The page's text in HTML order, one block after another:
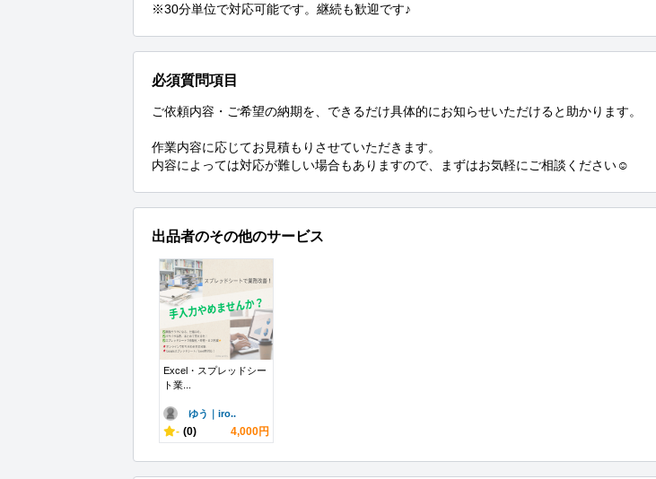
※30分単位で対応可能です。継続も歓迎です♪
必須質問項目
ご依頼内容・ご希望の納期を、できるだけ具体的にお知らせいただけると助かります。
作業内容に応じてお見積もりさせていただきます。
内容によっては対応が難しい場合もありますので、まずはお気軽にご相談ください☺️
出品者のその他のサービス
Excel・スプレッドシー
ト業...
ゆう｜iro..
- (0) 4,000円